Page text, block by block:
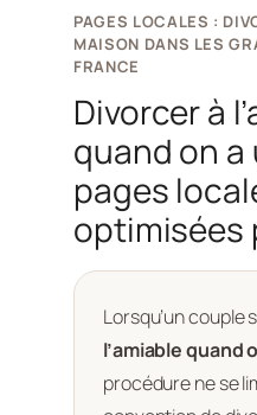
PAGES LOCALES :
MAISON DANS LES
FRANCE
Divorcer à
quand on a
pages
optimisées
Lorsqu’un couple
l’amiable quand
procédure ne se